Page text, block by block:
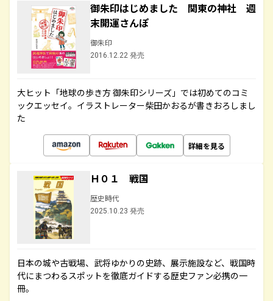
御朱印はじめました 関東の神社 週
末開運さんぽ
御朱印
2016.12.22 発売
大ヒット「地球の歩き方 御朱印シリーズ」では初めてのコミ
ックエッセイ。イラストレーター柴田かおるが書きおろしまし
た
詳細を見る
Ｈ０１ 戦国
歴史時代
2025.10.23 発売
日本の城や古戦場、武将ゆかりの史跡、展示施設など、戦国時
代にまつわるスポットを徹底ガイドする歴史ファン必携の一
冊。